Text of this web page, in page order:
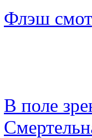
Флэш
В поле